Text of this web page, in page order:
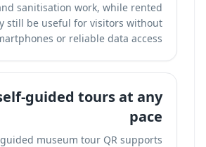
sanitisation work, while rented
still be useful for visitors without
or reliable data access.
guided tours at any
pace
museum tour QR supports